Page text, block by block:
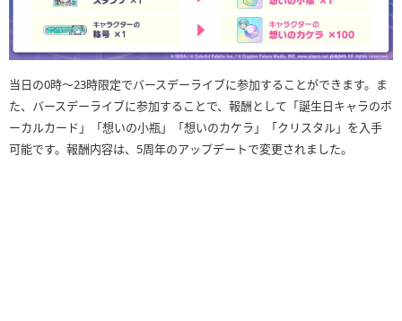
当日の0時〜23時限定でバースデーライブに参加することができます。ま
た、バースデーライブに参加することで、報酬として「誕生日キャラのボ
ーカルカード」「想いの小瓶」「想いのカケラ」「クリスタル」を入手
可能です。報酬内容は、5周年のアップデートで変更されました。